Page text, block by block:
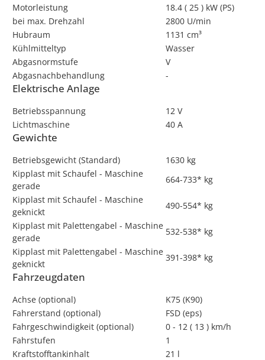
Motorleistung
18.4 ( 25 ) kW (PS)
bei max. Drehzahl
2800 U/min
Hubraum
1131 cm³
Kühlmitteltyp
Wasser
Abgasnormstufe
V
Abgasnachbehandlung
-
Elektrische Anlage
Betriebsspannung
12 V
Lichtmaschine
40 A
Gewichte
Betriebsgewicht (Standard)
1630 kg
Kipplast mit Schaufel - Maschine
gerade
664-733* kg
Kipplast mit Schaufel - Maschine
geknickt
490-554* kg
Kipplast mit Palettengabel - Maschine
gerade
532-538* kg
Kipplast mit Palettengabel - Maschine
geknickt
391-398* kg
Fahrzeugdaten
Achse (optional)
K75 (K90)
Fahrerstand (optional)
FSD (eps)
Fahrgeschwindigkeit (optional)
0 - 12 ( 13 ) km/h
Fahrstufen
1
Kraftstofftankinhalt
21 l